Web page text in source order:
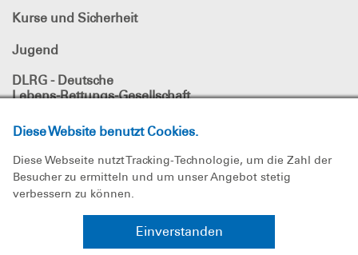
Diese Website benutzt Cookies.
Diese Webseite nutzt Tracking-Technologie, um die Zahl der
Besucher zu ermitteln und um unser Angebot stetig
verbessern zu können.
Einverstanden
Kurse und Sicherheit
Jugend
DLRG - Deutsche
Lebens-Rettungs-Gesellschaft
DLRG Mühlheim am Main e.V.
IBAN: DE66 5065 2124 0008 0652 60
BIC: HELADEF1SLS
in den sozialen Netzwerken